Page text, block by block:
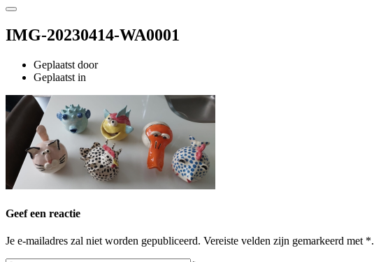
IMG-20230414-WA0001
Geplaatst door
Geplaatst
14
april
2023
Geplaatst in
Geef een reactie
Je e-mailadres zal niet worden gepubliceerd. Vereiste velden zijn gemarkeerd met *.